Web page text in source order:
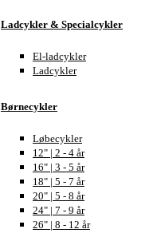
Ladcykler & Specialcykler
El-ladcykler
Ladcykler
Børnecykler
Løbecykler
12" | 2 - 4 år
16" | 3 - 5 år
18" | 5 - 7 år
20" | 5 - 8 år
24" | 7 - 9 år
26" | 8 - 12 år